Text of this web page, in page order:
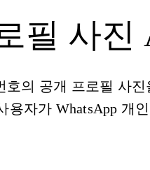
필 사진
의 공개 프로필 사
용자가 WhatsApp 개